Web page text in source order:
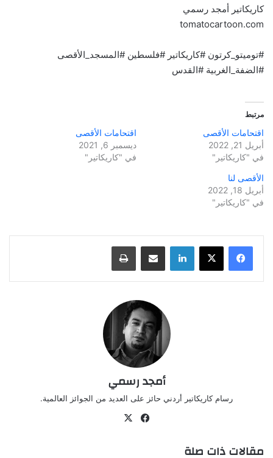
كاريكاتير أمجد رسمي
tomatocartoon.com
#توميتو_كرتون #كاريكاتير #فلسطين #المسجد_الأقصى
#الضفة_الغربية #القدس
مرتبط
اقتحامات الأقصى
أبريل 21, 2022
في "كاريكاتير"
اقتحامات الأقصى
ديسمبر 6, 2021
في "كاريكاتير"
الأقصى لنا
أبريل 18, 2022
في "كاريكاتير"
لينكدإن مشاركة عبر البريد طباعة
أمجد رسمي
رسام كاريكاتير أردني حائز على العديد من الجوائز العالمية.
فيسبوك
مقالات ذات صلة